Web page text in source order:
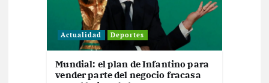
Actualidad Deportes
Mundial: el plan de Infantino para
vender parte del negocio fracasa